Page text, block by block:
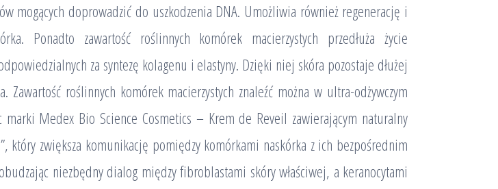
mogących doprowadzić do uszkodzenia DNA. Umożliwia również regenerację i
Ponadto zawartość roślinnych komórek macierzystych przedłuża życie
za syntezę kolagenu i elastyny. Dzięki niej skóra pozostaje dłużej
Zawartość roślinnych komórek macierzystych znaleźć można w ultra-odżywczym
marki Medex Bio Science Cosmetics – Krem de Reveil zawierającym naturalny
który zwiększa komunikację pomiędzy komórkami naskórka z ich bezpośrednim
niezbędny dialog między fibroblastami skóry właściwej, a keranocytami